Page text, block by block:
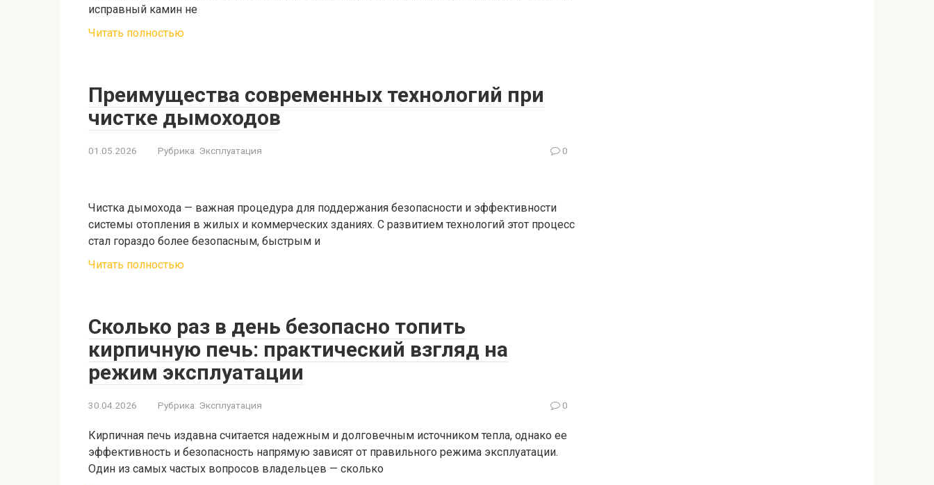
исправный камин не
Читать полностью
Преимущества современных технологий при
чистке дымоходов
01.05.2026 Рубрика: Эксплуатация 0
Чистка дымохода — важная процедура для поддержания безопасности и эффективности
системы отопления в жилых и коммерческих зданиях. С развитием технологий этот процесс
стал гораздо более безопасным, быстрым и
Читать полностью
Сколько раз в день безопасно топить
кирпичную печь: практический взгляд на
режим эксплуатации
30.04.2026 Рубрика: Эксплуатация 0
Кирпичная печь издавна считается надежным и долговечным источником тепла, однако ее
эффективность и безопасность напрямую зависят от правильного режима эксплуатации.
Один из самых частых вопросов владельцев — сколько